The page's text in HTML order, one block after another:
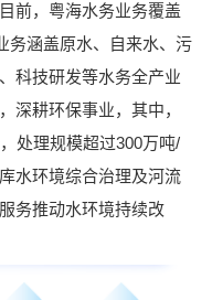
前，粤海水务业务覆盖
务涵盖原水、自来水、污
科技研发等水务全产业
深耕环保事业，其中，
处理规模超过300万吨/
水环境综合治理及河流
务推动水环境持续改